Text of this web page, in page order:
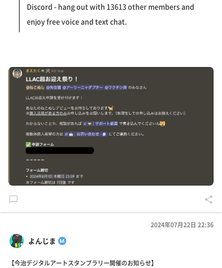
Discord - hang out with 13613 other members and
enjoy free voice and text chat.
よんじま
2024年07月22日 22:36
【今治デジタルアートスタンプラリー開催のお知らせ】